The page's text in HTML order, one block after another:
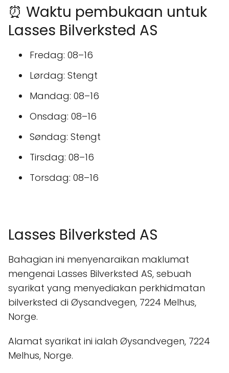
⏰ Waktu pembukaan untuk
Lasses Bilverksted AS
Fredag: 08–16
Lørdag: Stengt
Mandag: 08–16
Onsdag: 08–16
Søndag: Stengt
Tirsdag: 08–16
Torsdag: 08–16
Lasses Bilverksted AS
Bahagian ini menyenaraikan maklumat
mengenai Lasses Bilverksted AS, sebuah
syarikat yang menyediakan perkhidmatan
bilverksted di Øysandvegen, 7224 Melhus,
Norge.
Alamat syarikat ini ialah Øysandvegen, 7224
Melhus, Norge.